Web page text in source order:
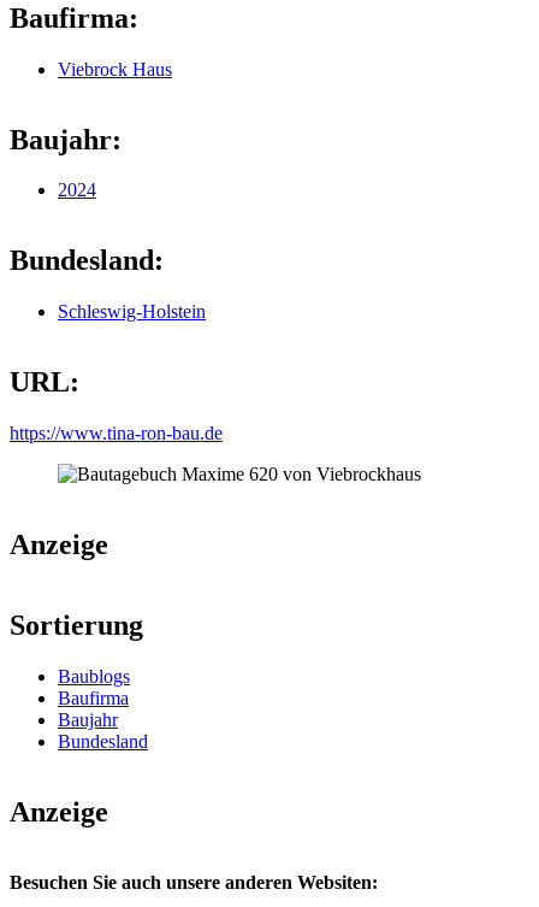
Baufirma:
Viebrock Haus
Baujahr:
2024
Bundesland:
Schleswig-Holstein
URL:
https://www.tina-ron-bau.de
Anzeige
Sortierung
Baublogs
Baufirma
Baujahr
Bundesland
Anzeige
Besuchen Sie auch unsere anderen Websiten: